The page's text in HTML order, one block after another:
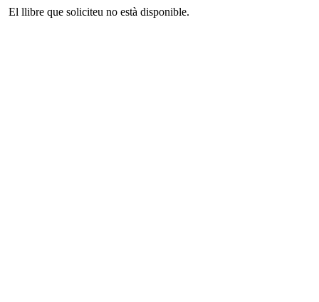
El llibre que soliciteu no està disponible.